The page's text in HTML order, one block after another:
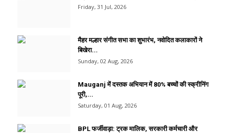
Friday, 31 Jul, 2026
मैहर मल्हार संगीत सभा का शुभारंभ, नवोदित कलाकारों ने
बिखेरा...
Sunday, 02 Aug, 2026
Mauganj में दस्तक अभियान में 80% बच्चों की स्क्रीनिंग
पूरी,...
Saturday, 01 Aug, 2026
BPL फर्जीवाड़ा: ट्रक मालिक, सरकारी कर्मचारी और